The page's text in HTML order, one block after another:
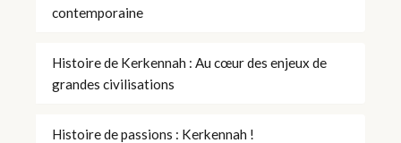
contemporaine
Histoire de Kerkennah : Au cœur des enjeux de
grandes civilisations
Histoire de passions : Kerkennah !